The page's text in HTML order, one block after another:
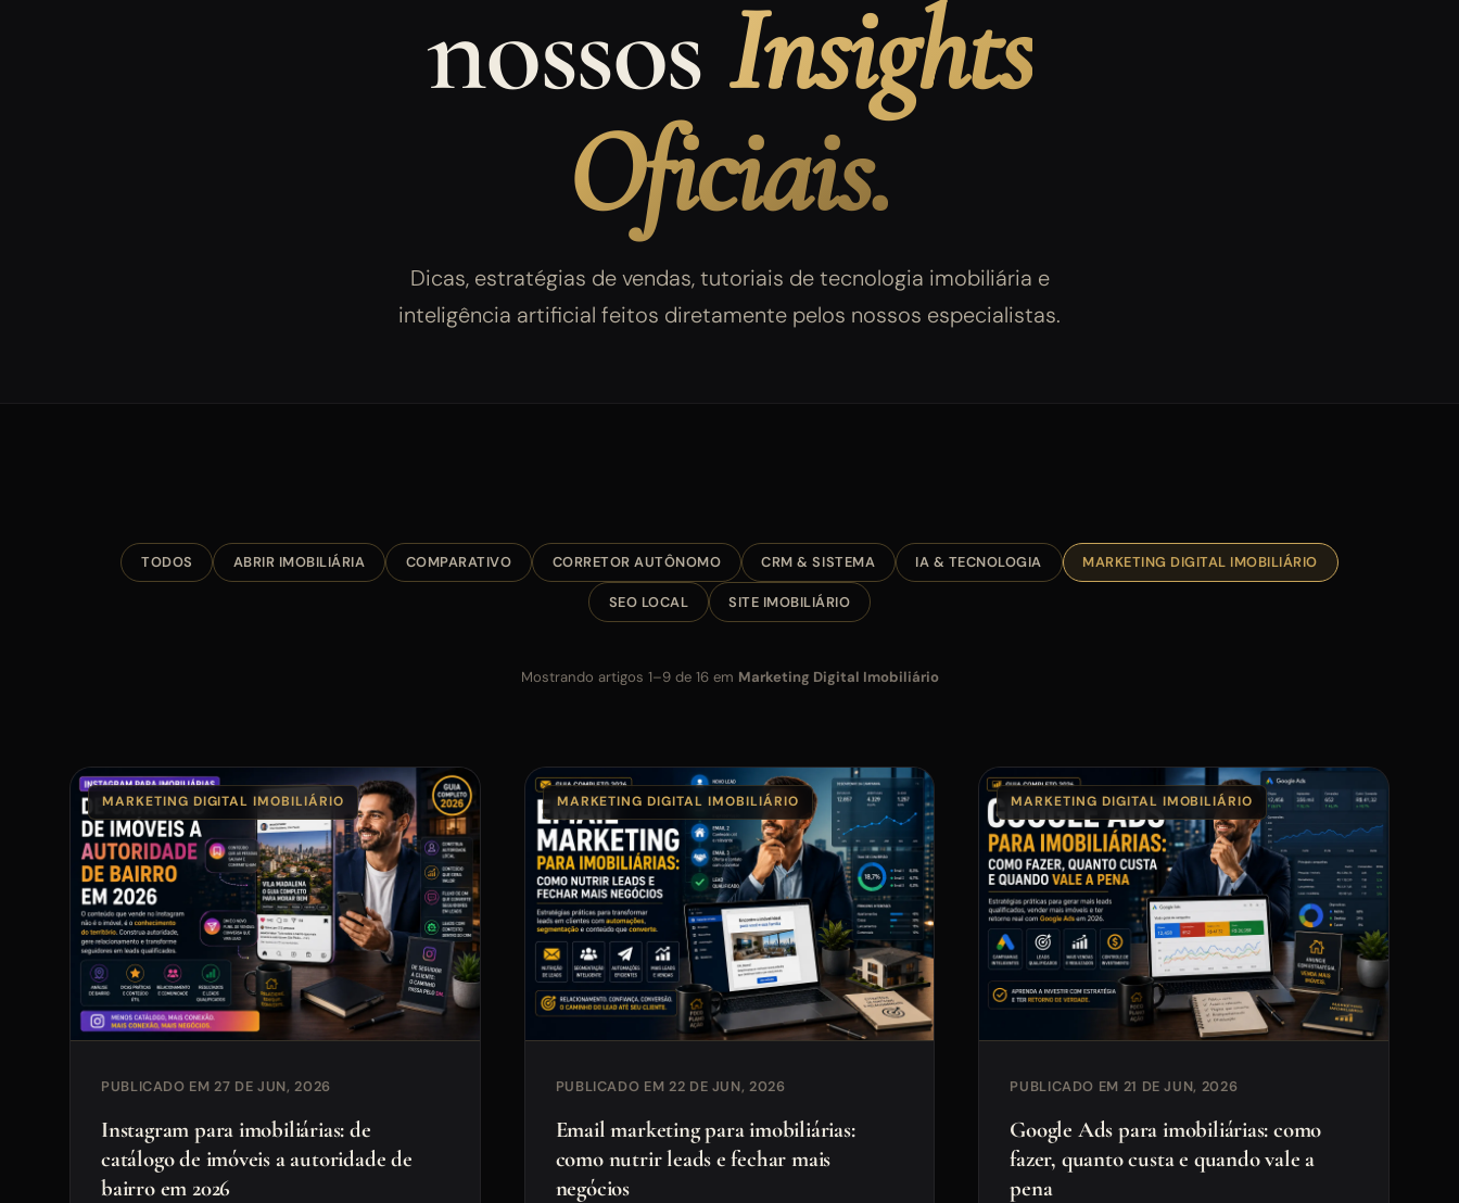
nossos Insights
Oficiais.
Dicas, estratégias de vendas, tutoriais de tecnologia imobiliária e
inteligência artificial feitos diretamente pelos nossos especialistas.
TODOS ABRIR IMOBILIÁRIA COMPARATIVO CORRETOR AUTÔNOMO CRM & SISTEMA IA & TECNOLOGIA MARKETING DIGITAL IMOBILIÁRIO
SEO LOCAL SITE IMOBILIÁRIO
Mostrando artigos 1–9 de 16 em Marketing Digital Imobiliário
MARKETING DIGITAL IMOBILIÁRIO
PUBLICADO EM 27 DE JUN, 2026
Instagram para imobiliárias: de
catálogo de imóveis a autoridade de
bairro em 2026
MARKETING DIGITAL IMOBILIÁRIO
PUBLICADO EM 22 DE JUN, 2026
Email marketing para imobiliárias:
como nutrir leads e fechar mais
negócios
MARKETING DIGITAL IMOBILIÁRIO
PUBLICADO EM 21 DE JUN, 2026
Google Ads para imobiliárias: como
fazer, quanto custa e quando vale a
pena